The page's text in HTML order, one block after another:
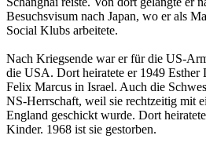
Besuchsvisum nach Japan, wo er als
Social Klubs arbeitete.
Nach Kriegsende war er für die US-
die USA. Dort heiratete er 1949 Esther
Felix Marcus in Israel. Auch die
NS-Herrschaft, weil sie rechtzeitig mit
England geschickt wurde. Dort
Kinder. 1968 ist sie gestorben.